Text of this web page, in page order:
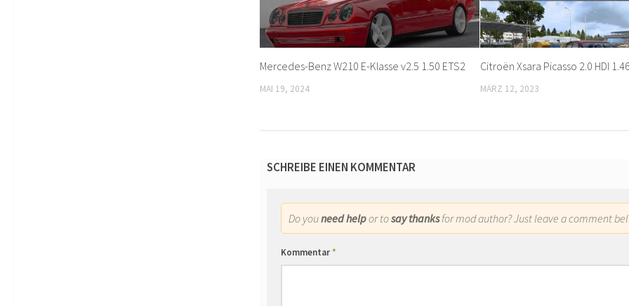
Mercedes-Benz W210 E-Klasse v2.5 1.50 ETS2
MAI 19, 2024
Citroën Xsara Picasso 2.0 HDI
MÄRZ 12, 2023
SCHREIBE EINEN KOMMENTAR
Do youneed helpor tosay thanksfor mod author? Just leave a comment
Kommentar*